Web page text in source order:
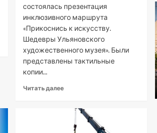
состоялась презентация
инклюзивного маршрута
«Прикоснись к искусству.
Шедевры Ульяновского
художественного музея». Были
представлены тактильные
копии...
Читать далее